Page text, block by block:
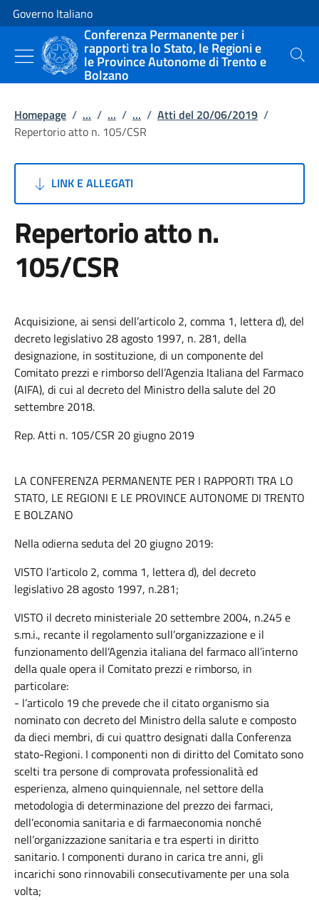
Vai al contenuto
Vai alla navigazione del sito
Governo Italiano
Conferenza Permanente per i
rapporti tra lo Stato, le Regioni e
le Province Autonome di Trento e
Bolzano
Cerca
Homepage / ... / ... / ... / Atti del 20/06/2019 /
Repertorio atto n. 105/CSR
LINK E ALLEGATI
Repertorio atto n.
105/CSR
Acquisizione, ai sensi dell’articolo 2, comma 1, lettera d), del
decreto legislativo 28 agosto 1997, n. 281, della
designazione, in sostituzione, di un componente del
Comitato prezzi e rimborso dell’Agenzia Italiana del Farmaco
(AIFA), di cui al decreto del Ministro della salute del 20
settembre 2018.
Rep. Atti n. 105/CSR 20 giugno 2019
LA CONFERENZA PERMANENTE PER I RAPPORTI TRA LO
STATO, LE REGIONI E LE PROVINCE AUTONOME DI TRENTO
E BOLZANO
Nella odierna seduta del 20 giugno 2019:
VISTO l’articolo 2, comma 1, lettera d), del decreto
legislativo 28 agosto 1997, n.281;
VISTO il decreto ministeriale 20 settembre 2004, n.245 e
s.m.i., recante il regolamento sull’organizzazione e il
funzionamento dell’Agenzia italiana del farmaco all’interno
della quale opera il Comitato prezzi e rimborso, in
particolare:
- l’articolo 19 che prevede che il citato organismo sia
nominato con decreto del Ministro della salute e composto
da dieci membri, di cui quattro designati dalla Conferenza
stato-Regioni. I componenti non di diritto del Comitato sono
scelti tra persone di comprovata professionalità ed
esperienza, almeno quinquiennale, nel settore della
metodologia di determinazione del prezzo dei farmaci,
dell’economia sanitaria e di farmaeconomia nonché
nell’organizzazione sanitaria e tra esperti in diritto
sanitario. I componenti durano in carica tre anni, gli
incarichi sono rinnovabili consecutivamente per una sola
volta;